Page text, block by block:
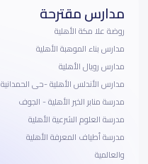
مدارس مقترحة
روضة علا مكة الأهلية
مدارس بناء الموهبة الأهلية
مدارس رويال الأهلية
مدارس الأندلس الأهلية -حى الحمدانية
مدرسة منابر الخير الأهلية - الجوف
مدرسة العلوم الشرعية الأهلية
مدرسة أطياف المعرفة الأهلية
والعالمية